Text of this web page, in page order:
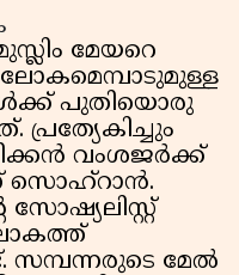
മേയറെ
പുതിയൊരു
വംശജർക്ക്
സൊഹ്‌റാൻ.
മേൽ